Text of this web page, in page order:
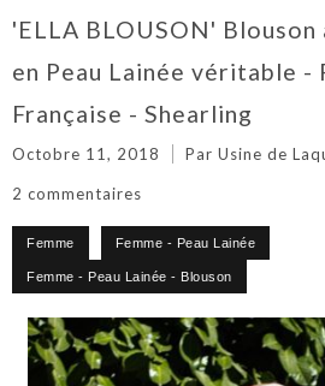
'ELLA BLOUSON' Blouson
en Peau Lainée véritable -
Française - Shearling
Octobre 11, 2018 Par Usine de
2 commentaires